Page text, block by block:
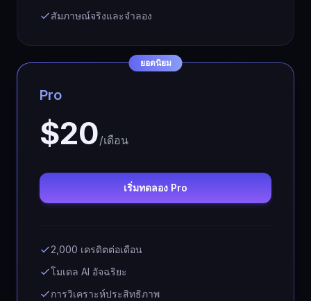
สัมภาษณ์จริงและจำลอง
ยอดนิยม
Pro
$20/เดือน
เริ่มทดลอง Pro
2,000 เครดิตต่อเดือน
โมเดล AI อัจฉริยะ
การวิเคราะห์ประสิทธิภาพ